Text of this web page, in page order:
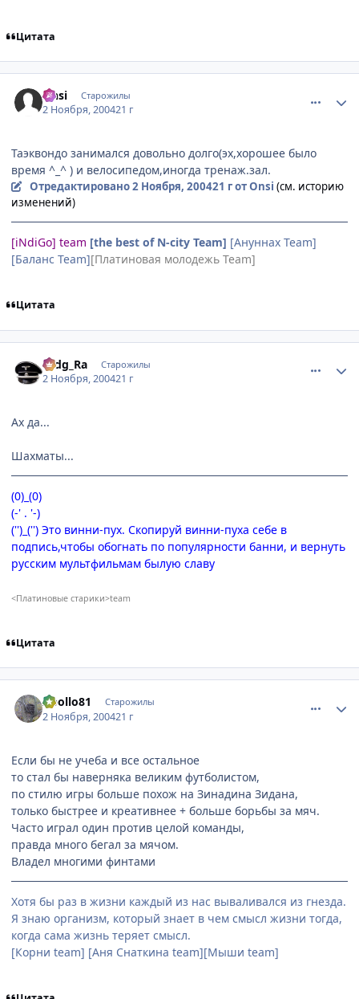
Цитата
Onsi Старожилы
2 Ноября, 200421 г
Таэквондо занимался довольно долго(эх,хорошее было
время ^_^ ) и велосипедом,иногда тренаж.зал.
Отредактировано2 Ноября, 200421 гот Onsi (см. историю
изменений)
[iNdiGo] team [the best of N-city Team] [Ануннах Team]
[Баланс Team][Платиновая молодежь Team]
Цитата
Hidg_Ra Старожилы
2 Ноября, 200421 г
Ах да...
Шахматы...
(0)_(0)
(-' . '-)
('')_('') Это винни-пух. Скопируй винни-пуха себе в
подпись,чтобы обогнать по популярности банни, и вернуть
русским мультфильмам былую славу
<Платиновые старики>team
Цитата
Apollo81 Старожилы
2 Ноября, 200421 г
Если бы не учеба и все остальное
то стал бы наверняка великим футболистом,
по стилю игры больше похож на Зинадина Зидана,
только быстрее и креативнее + больше борьбы за мяч.
Часто играл один против целой команды,
правда много бегал за мячом.
Владел многими финтами
Хотя бы раз в жизни каждый из нас вываливался из гнезда.
Я знаю организм, который знает в чем смысл жизни тогда,
когда сама жизнь теряет смысл.
[Корни team] [Аня Снаткина team][Мыши team]